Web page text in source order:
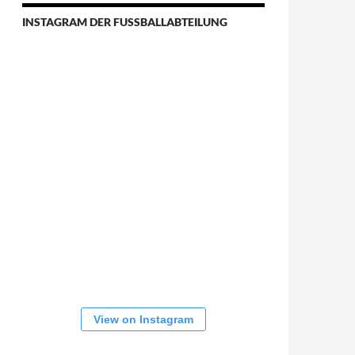
INSTAGRAM DER FUSSBALLABTEILUNG
View on Instagram